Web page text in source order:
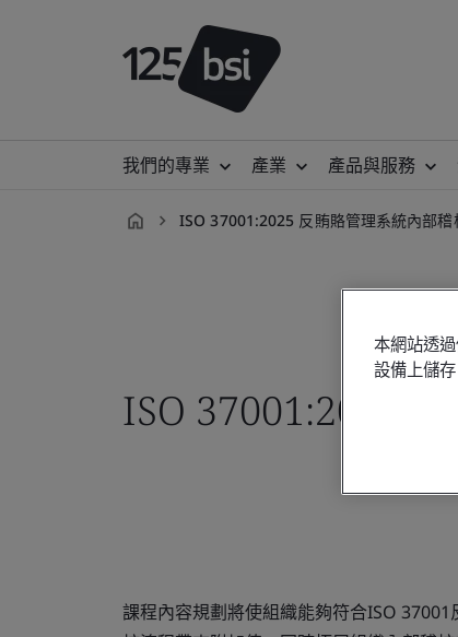
我們的專業 產業 產品與服務
ISO 37001:2025 反賄賂管理系統內部稽
ISO 37001:2025
課程內容規劃將使組織能夠符合ISO
本網站透
設備上儲